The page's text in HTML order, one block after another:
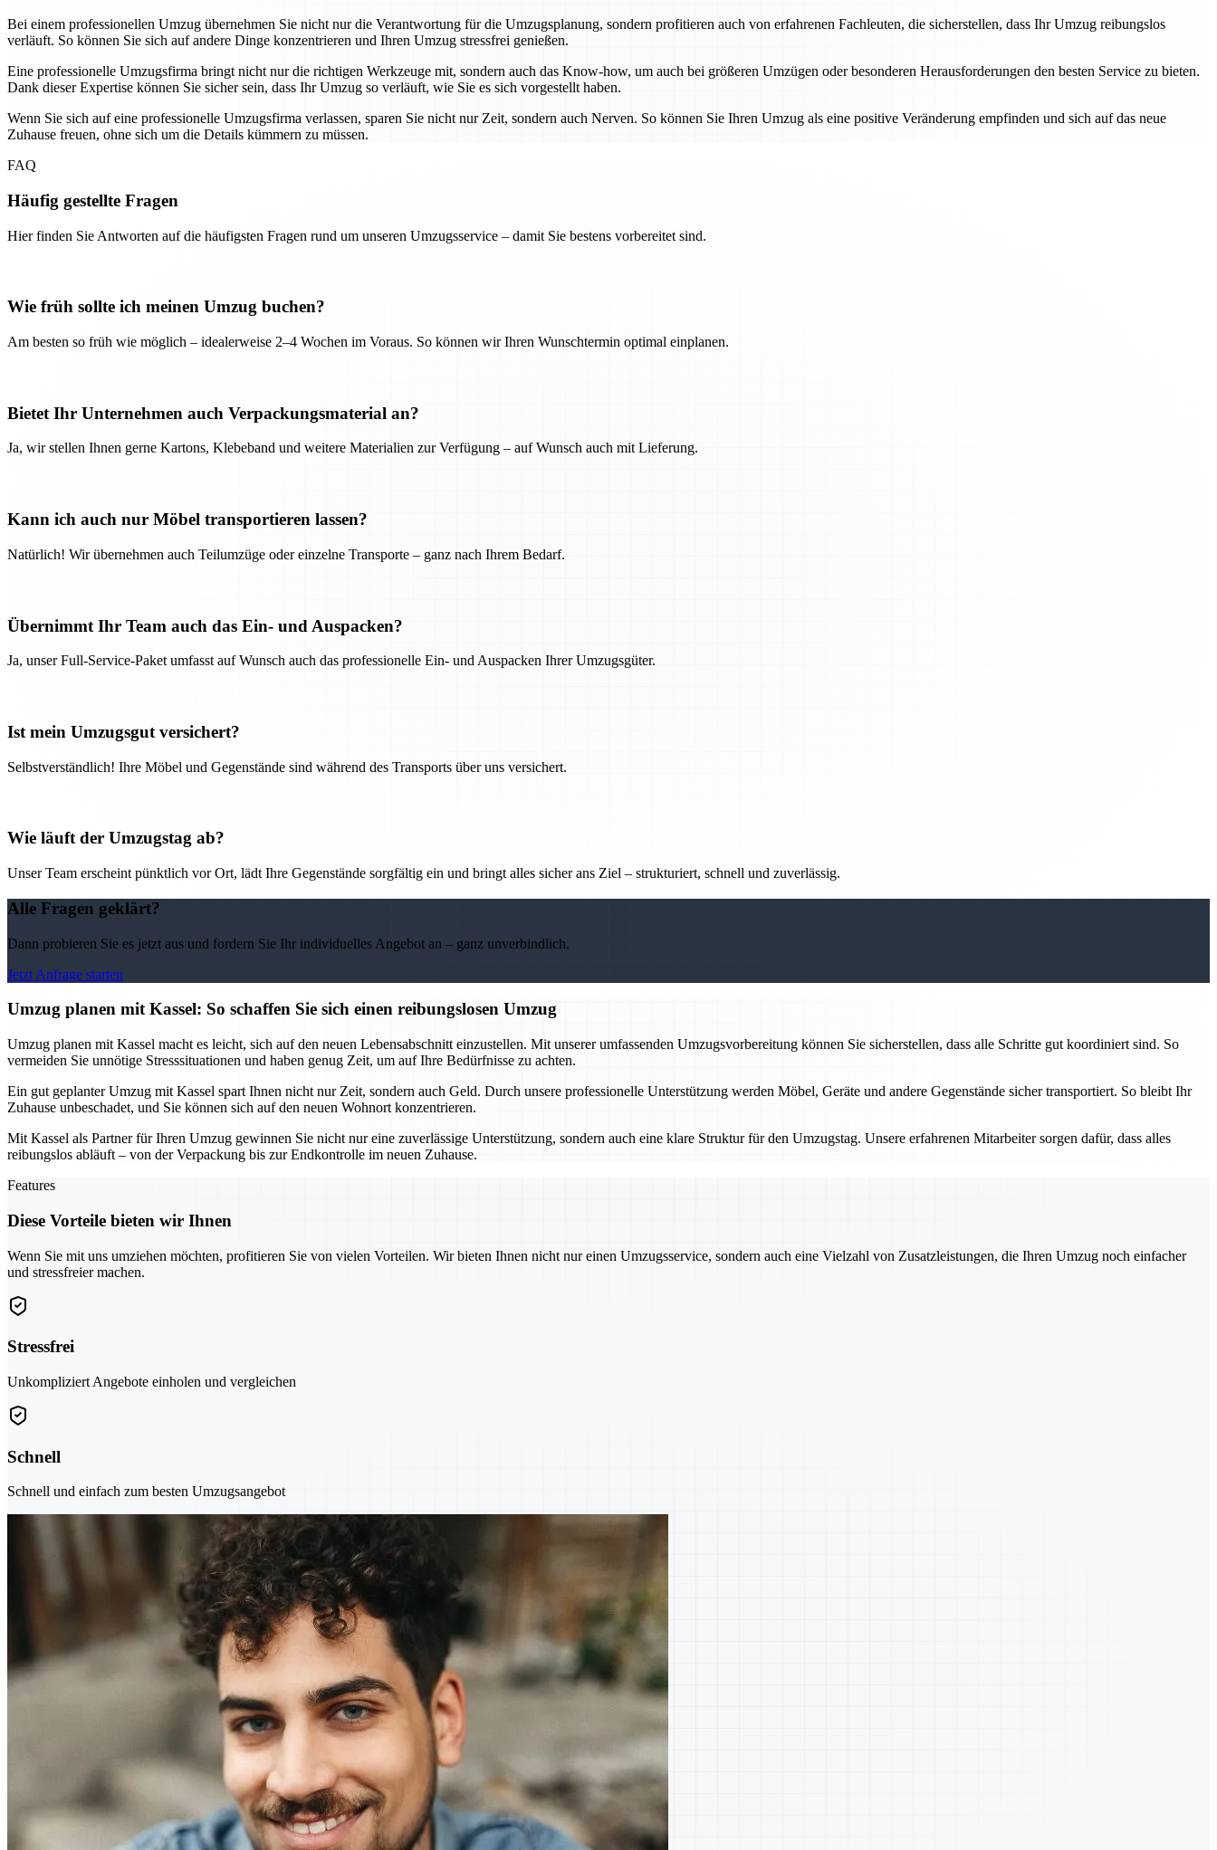
Bei einem professionellen Umzug übernehmen Sie nicht nur die Verantwortung für die Umzugsplanung, sondern profitieren auch von erfahrenen Fachleuten, die sicherstellen, dass Ihr Umzug reibungslos
verläuft. So können Sie sich auf andere Dinge konzentrieren und Ihren Umzug stressfrei genießen.
Eine professionelle Umzugsfirma bringt nicht nur die richtigen Werkzeuge mit, sondern auch das Know-how, um auch bei größeren Umzügen oder besonderen Herausforderungen den besten Service zu bieten.
Dank dieser Expertise können Sie sicher sein, dass Ihr Umzug so verläuft, wie Sie es sich vorgestellt haben.
Wenn Sie sich auf eine professionelle Umzugsfirma verlassen, sparen Sie nicht nur Zeit, sondern auch Nerven. So können Sie Ihren Umzug als eine positive Veränderung empfinden und sich auf das neue
Zuhause freuen, ohne sich um die Details kümmern zu müssen.
FAQ
Häufig gestellte Fragen
Hier finden Sie Antworten auf die häufigsten Fragen rund um unseren Umzugsservice – damit Sie bestens vorbereitet sind.
Wie früh sollte ich meinen Umzug buchen?
Am besten so früh wie möglich – idealerweise 2–4 Wochen im Voraus. So können wir Ihren Wunschtermin optimal einplanen.
Bietet Ihr Unternehmen auch Verpackungsmaterial an?
Ja, wir stellen Ihnen gerne Kartons, Klebeband und weitere Materialien zur Verfügung – auf Wunsch auch mit Lieferung.
Kann ich auch nur Möbel transportieren lassen?
Natürlich! Wir übernehmen auch Teilumzüge oder einzelne Transporte – ganz nach Ihrem Bedarf.
Übernimmt Ihr Team auch das Ein- und Auspacken?
Ja, unser Full-Service-Paket umfasst auf Wunsch auch das professionelle Ein- und Auspacken Ihrer Umzugsgüter.
Ist mein Umzugsgut versichert?
Selbstverständlich! Ihre Möbel und Gegenstände sind während des Transports über uns versichert.
Wie läuft der Umzugstag ab?
Unser Team erscheint pünktlich vor Ort, lädt Ihre Gegenstände sorgfältig ein und bringt alles sicher ans Ziel – strukturiert, schnell und zuverlässig.
Alle Fragen geklärt?
Dann probieren Sie es jetzt aus und fordern Sie Ihr individuelles Angebot an – ganz unverbindlich.
Jetzt Anfrage starten
Umzug planen mit Kassel: So schaffen Sie sich einen reibungslosen Umzug
Umzug planen mit Kassel macht es leicht, sich auf den neuen Lebensabschnitt einzustellen. Mit unserer umfassenden Umzugsvorbereitung können Sie sicherstellen, dass alle Schritte gut koordiniert sind. So
vermeiden Sie unnötige Stresssituationen und haben genug Zeit, um auf Ihre Bedürfnisse zu achten.
Ein gut geplanter Umzug mit Kassel spart Ihnen nicht nur Zeit, sondern auch Geld. Durch unsere professionelle Unterstützung werden Möbel, Geräte und andere Gegenstände sicher transportiert. So bleibt Ihr
Zuhause unbeschadet, und Sie können sich auf den neuen Wohnort konzentrieren.
Mit Kassel als Partner für Ihren Umzug gewinnen Sie nicht nur eine zuverlässige Unterstützung, sondern auch eine klare Struktur für den Umzugstag. Unsere erfahrenen Mitarbeiter sorgen dafür, dass alles
reibungslos abläuft – von der Verpackung bis zur Endkontrolle im neuen Zuhause.
Features
Diese Vorteile bieten wir Ihnen
Wenn Sie mit uns umziehen möchten, profitieren Sie von vielen Vorteilen. Wir bieten Ihnen nicht nur einen Umzugsservice, sondern auch eine Vielzahl von Zusatzleistungen, die Ihren Umzug noch einfacher
und stressfreier machen.
Stressfrei
Unkompliziert Angebote einholen und vergleichen
Schnell
Schnell und einfach zum besten Umzugsangebot